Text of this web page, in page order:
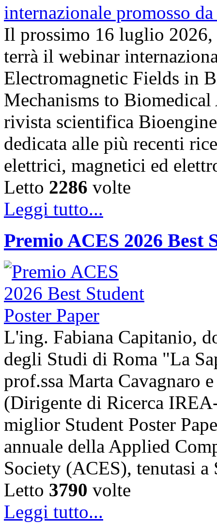
Il prossimo 16 luglio
terrà il webinar
Electromagnetic Fields in
Mechanisms to
rivista scientifica
dedicata alle più recenti
elettrici, magnetici ed
Letto 2286 volte
Leggi tutto...
Premio ACES 2026 Best
L'ing. Fabiana Capitanio,
degli Studi di Roma "La
prof.ssa Marta Cavagnaro
(Dirigente di Ricerca
miglior Student Poster
annuale della Applied
Society (ACES), tenutasi
Letto 3790 volte
Leggi tutto...